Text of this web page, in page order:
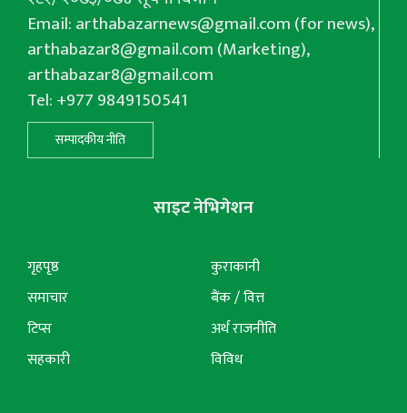
Email:arthabazarnews@gmail.com(for news),
arthabazar8@gmail.com(Marketing),
arthabazar8@gmail.com
Tel: +977 9849150541
सम्पादकीय नीति
साइट नेभिगेशन
गृहपृष्ठ
समाचार
टिप्स
सहकारी
कुराकानी
बैंक / वित्त
अर्थ राजनीति
विविध